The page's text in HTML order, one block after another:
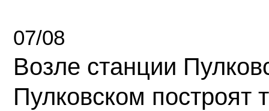
07/08
Возле станции
Пулковском построят